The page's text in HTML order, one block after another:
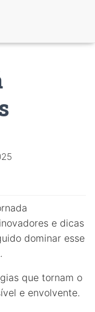
e dicas
dominar esse
que tornam o
e envolvente.